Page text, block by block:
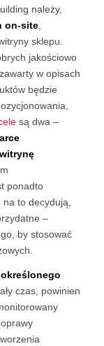
należy,
on-site,
sklepu.
jakościowo
w opisach
będzie
są dwa –
ponadto
na to decydują,
–
by stosować
czas, powinien